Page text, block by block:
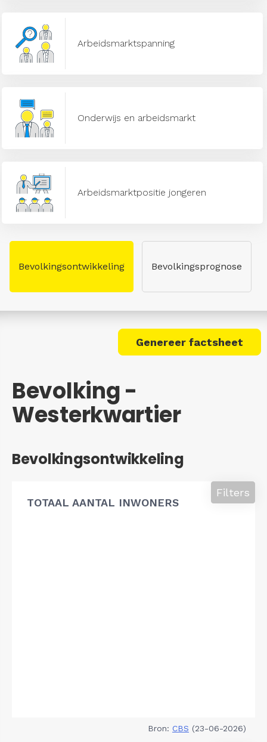
Arbeidsmarktspanning
Onderwijs en arbeidsmarkt
Arbeidsmarktpositie jongeren
Bevolkingsontwikkeling Bevolkingsprognose
Genereer factsheet
Bevolking -
Westerkwartier
Bevolkingsontwikkeling
TOTAAL AANTAL INWONERS
Filters
Bron: CBS (23-06-2026)